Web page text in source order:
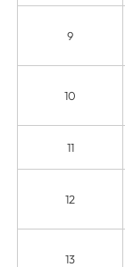
9
10
11
12
13